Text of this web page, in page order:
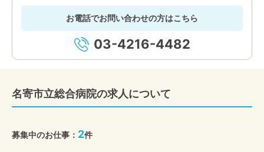
お電話でお問い合わせの方はこちら
03-4216-4482
名寄市立総合病院の求人について
募集中のお仕事： 2件